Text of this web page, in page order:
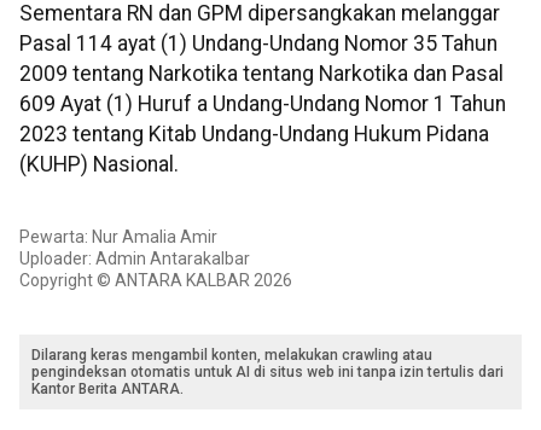
Sementara RN dan GPM dipersangkakan melanggar
Pasal 114 ayat (1) Undang-Undang Nomor 35 Tahun
2009 tentang Narkotika tentang Narkotika dan Pasal
609 Ayat (1) Huruf a Undang-Undang Nomor 1 Tahun
2023 tentang Kitab Undang-Undang Hukum Pidana
(KUHP) Nasional.
Pewarta: Nur Amalia Amir
Uploader: Admin Antarakalbar
Copyright © ANTARA KALBAR 2026
Dilarang keras mengambil konten, melakukan crawling atau
pengindeksan otomatis untuk AI di situs web ini tanpa izin tertulis dari
Kantor Berita ANTARA.